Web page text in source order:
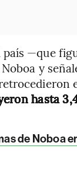
—que
y
hasta
de Noboa